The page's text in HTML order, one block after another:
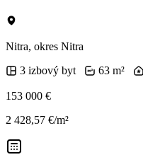
Nitra, okres Nitra
3 izbový byt
63 m²
153 000 €
2 428,57 €/m²